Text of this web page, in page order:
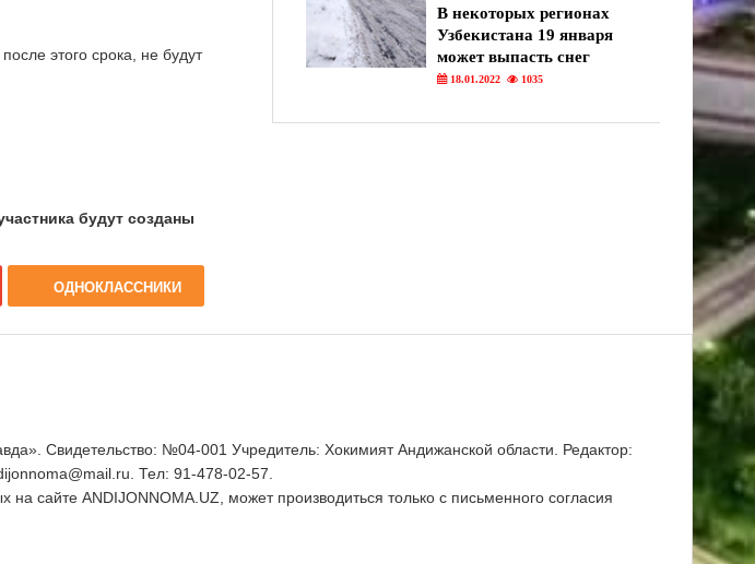
этого срока, не будут
будут созданы
ОДНОКЛАССНИКИ
В некоторых регионах
Узбекистана 19 января
может выпасть снег
18.01.2022 1035
Свидетельство: №04-001 Учредитель: Хокимият Андижанской области. Редактор:
Тел: 91-478-02-57.
сайте ANDIJONNOMA.UZ, может производиться только с письменного согласия